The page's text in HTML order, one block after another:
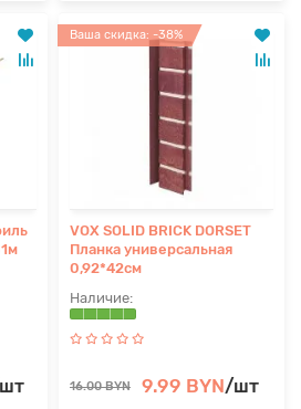
Ваша скидка: -38%
VOX SOLID BRICK DORSET
Планка универсальная
0,92*42см
16.00 BYN 9.99 BYN/шт